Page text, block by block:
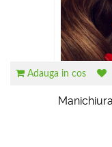
Adauga in cos